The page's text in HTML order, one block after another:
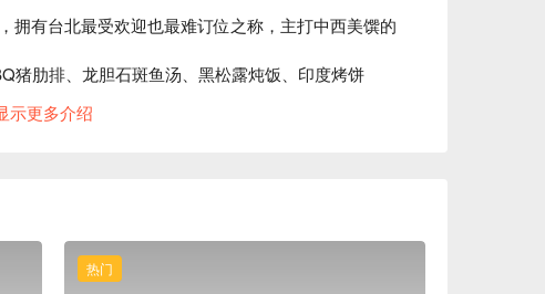
拥有台北最受欢迎也最难订位之称，主打中西美馔的
猪肋排、龙胆石斑鱼汤、黑松露炖饭、印度烤饼
令人耳目一新，主打清新自然的北欧极简时尚风格，
示更多介绍
热门